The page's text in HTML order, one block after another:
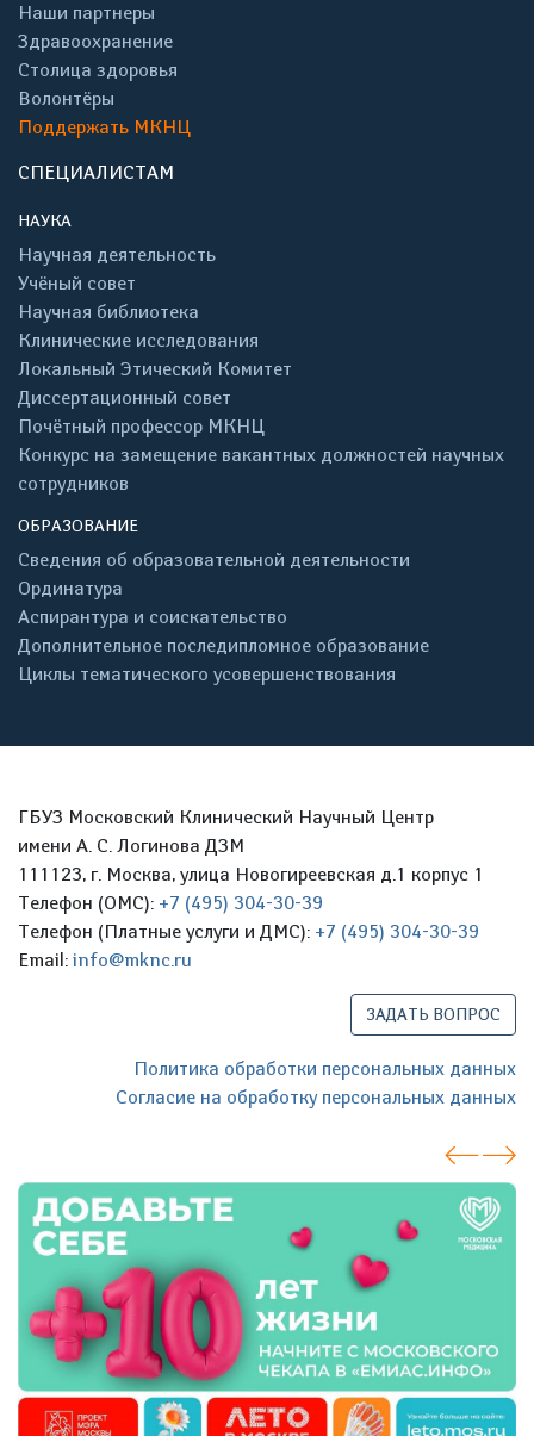
Наши партнеры
Здравоохранение
Столица здоровья
Волонтёры
Поддержать МКНЦ
СПЕЦИАЛИСТАМ
НАУКА
Научная деятельность
Учёный совет
Научная библиотека
Клинические исследования
Локальный Этический Комитет
Диссертационный совет
Почётный профессор МКНЦ
Конкурс на замещение вакантных должностей научных
сотрудников
ОБРАЗОВАНИЕ
Сведения об образовательной деятельности
Ординатура
Аспирантура и соискательство
Дополнительное последипломное образование
Циклы тематического усовершенствования
ГБУЗ Московский Клинический Научный Центр
имени А. С. Логинова ДЗМ
111123, г. Москва, улица Новогиреевская д.1 корпус 1
Телефон (ОМС): +7 (495) 304-30-39
Телефон (Платные услуги и ДМС): +7 (495) 304-30-39
Email: info@mknc.ru
ЗАДАТЬ ВОПРОС
Политика обработки персональных данных
Согласие на обработку персональных данных